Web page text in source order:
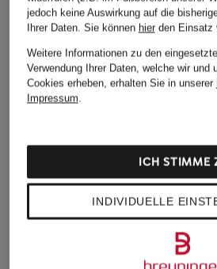
+Aktionsrabatt
Nike
Tennisschuhe ZOOM
VAPOR PRO 3
+Aktionsrabatt
BROOKS
Laufschuhe
GTS 23
179,99 €
jedoch keine Auswirkung auf die
Ihrer Daten. Sie können hierden Einsatz
Weitere Informationen zu den
Verwendung Ihrer Daten, welche wir und
Cookies erheben, erhalten Sie in unserer
Impressum.
INDIVIDUELLE
ICH STIMME